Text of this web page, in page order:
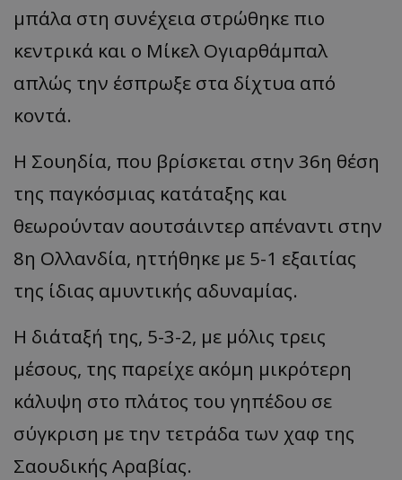
μπάλα στη συνέχεια στρώθηκε πιο
κεντρικά και ο Μίκελ Ογιαρθάμπαλ
απλώς την έσπρωξε στα δίχτυα από
κοντά.
Η Σουηδία, που βρίσκεται στην 36η θέση
της παγκόσμιας κατάταξης και
θεωρούνταν αουτσάιντερ απέναντι στην
8η Ολλανδία, ηττήθηκε με 5-1 εξαιτίας
της ίδιας αμυντικής αδυναμίας.
Η διάταξή της, 5-3-2, με μόλις τρεις
μέσους, της παρείχε ακόμη μικρότερη
κάλυψη στο πλάτος του γηπέδου σε
σύγκριση με την τετράδα των χαφ της
Σαουδικής Αραβίας.